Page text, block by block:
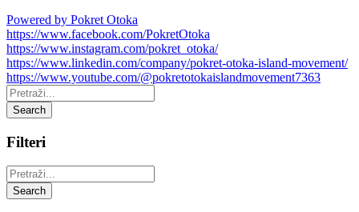
Powered by Pokret Otoka
https://www.facebook.com/PokretOtoka
https://www.instagram.com/pokret_otoka/
https://www.linkedin.com/company/pokret-otoka-island-movement/
https://www.youtube.com/@pokretotokaislandmovement7363
Pretraži:
Search
Filteri
Pretraži:
Search